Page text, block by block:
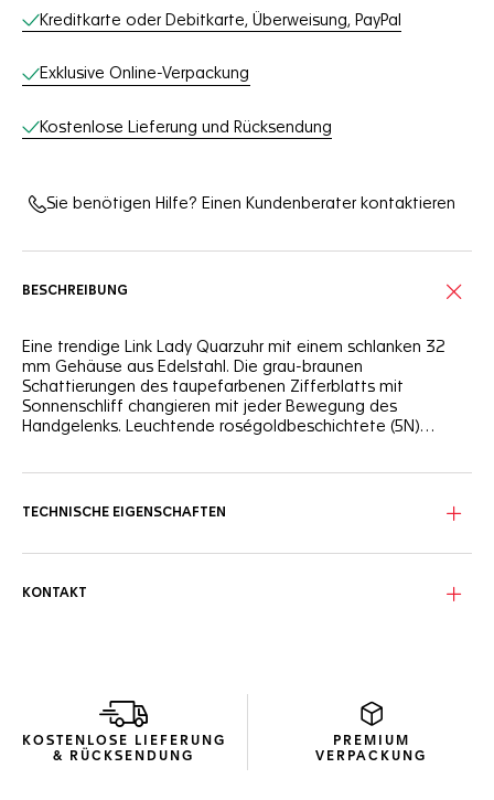
Kreditkarte oder Debitkarte, Überweisung, PayPal
Exklusive Online-Verpackung
Kostenlose Lieferung und Rücksendung
Sie benötigen Hilfe? Einen Kundenberater kontaktieren
BESCHREIBUNG
Eine trendige Link Lady Quarzuhr mit einem schlanken 32
mm Gehäuse aus Edelstahl. Die grau-braunen
Schattierungen des taupefarbenen Zifferblatts mit
Sonnenschliff changieren mit jeder Bewegung des
Handgelenks. Leuchtende roségoldbeschichtete (5N)
edlen, runden Diamanten. Ein besonders robustes
TECHNISCHE EIGENSCHAFTEN
KONTAKT
KOSTENLOSE LIEFERUNG
& RÜCKSENDUNG
PREMIUM
VERPACKUNG